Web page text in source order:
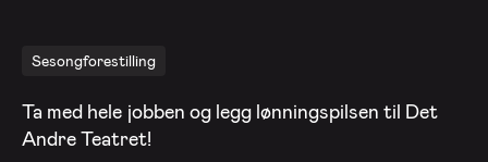
Sesongforestilling
Ta med hele jobben og legg lønningspilsen til Det
Andre Teatret!